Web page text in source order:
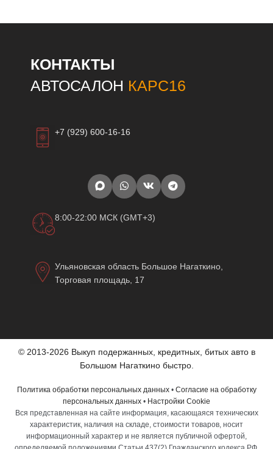
КОНТАКТЫ
АВТОСАЛОН КАРС16
+7 (929) 600-16-16
8:00-22:00 МСК (GMT+3)
Ульяновская область Большое Нагаткино,
Торговая площадь, 17
© 2013-2026 Выкуп подержанных, кредитных, битых авто в
Большом Нагаткино быстро.
Политика обработки персональных данных• Согласие на обработку
персональных данных • Настройки Cookie
Вся представленная на сайте информация, касающаяся технических
характеристик, наличия на складе, стоимости товаров, носит
информационный характер и не является публичной офертой,